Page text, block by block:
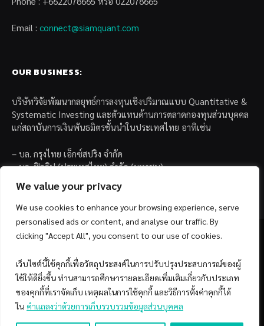
We value your privacy
We use cookies to enhance your browsing experience, serve
personalised ads or content, and analyse our traffic. By
clicking "Accept All", you consent to our use of cookies.
เว็บไซต์นี้ใช้คุกกี้เพื่อวัตถุประสงค์ในการปรับปรุงประสบการณ์ของผู้
ใช้ให้ดียิ่งขึ้น ท่านสามารถศึกษารายละเอียดเพิ่มเติมเกี่ยวกับประเภท
ของคุกกี้ที่เราจัดเก็บ เหตุผลในการใช้คุกกี้ และวิธีการตั้งค่าคุกกี้ได้
ใน คำแถลงว่าด้วยการเก็บรวบรวมข้อมูลส่วนบุคคล
Email : connect@siamquant.com
OUR BUSINESS:
บริษัทวิจัยพัฒนากลยุทธ์การลงทุนเชิงปริมาณแบบ Quantitative &
Systematic Investing และตัวแทนด้านการตลาดกองทุนส่วนบุคคล
แก่สถาบันการเงินพันธมิตรชั้นนำในประเทศไทย อาทิเช่น
– บล. กรุงไทย เอ็กซ์สปริง จำกัด
– บล. ฟิลลิป (ประเทศไทย) จำกัด (มหาชน)
FacebookYouTube
© 2026 Copyright by SiamQuant.